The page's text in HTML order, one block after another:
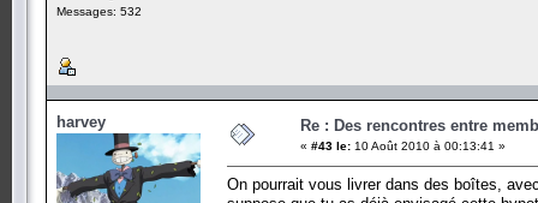
Messages: 532
harvey Re : Des rencontres entre
« #43 le: 10 Août 2010 à 00:13:41 »
On pourrait vous livrer dans des boîtes,